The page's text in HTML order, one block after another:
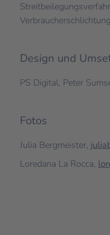
Design und
PS Digital, Peter
Fotos
Julia Bergmeister,
Loredana La Rocca,